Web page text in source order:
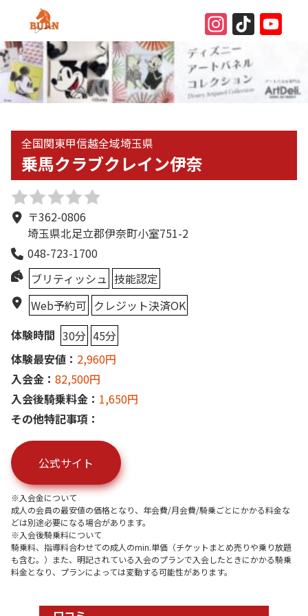
全国関東甲信越全域埼玉県
乗馬クラブクレイン伊奈
〒362-0806
埼玉県北足立郡伊奈町小室751-2
048-723-1700
ブリティッシュ 技能認定
Web予約可 クレジット決済OK
体験時間 30分 45分
体験最安値： 2,960円
入会金： 82,500円
入会後騎乗料金： 1,650円
その他特記事項：
公式サイト
※入会金について
成人の会員の最安値の価格となり、年会費/月会費/騎乗ごとにかかる料金な
どは別途必要になる場合があります。
※入会後騎乗料について
騎乗料、指導料合わせての成人のmin.単価（チケットまとめ売りや乗り放題
も含む。）また、明記されている入会のプランで入会したときにかかる騎乗
料金となり、プランによっては変動する可能性があります。